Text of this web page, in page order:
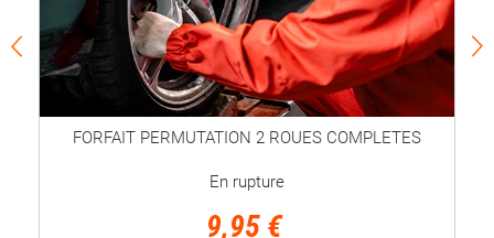
FORFAIT PERMUTATION 2 ROUES COMPLETES
En rupture
9,95 €